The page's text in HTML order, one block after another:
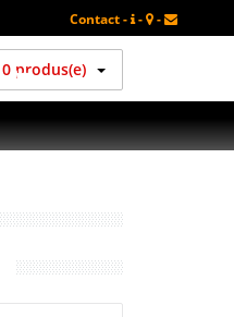
Contact - - -
0 produs(e)